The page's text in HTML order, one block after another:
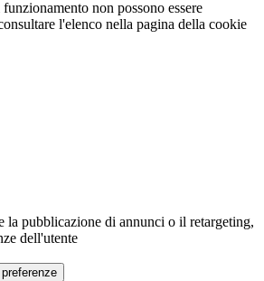
non possono essere
l'elenco nella pagina della cookie
la pubblicazione di annunci o il retargeting,
dell'utente